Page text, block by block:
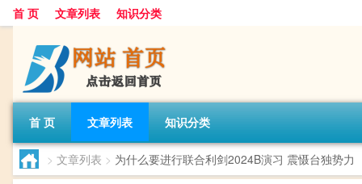
首 页 文章列表 知识分类
首 页 文章列表 知识分类
> 文章列表 > 为什么要进行联合利剑2024B演习 震慑台独势力